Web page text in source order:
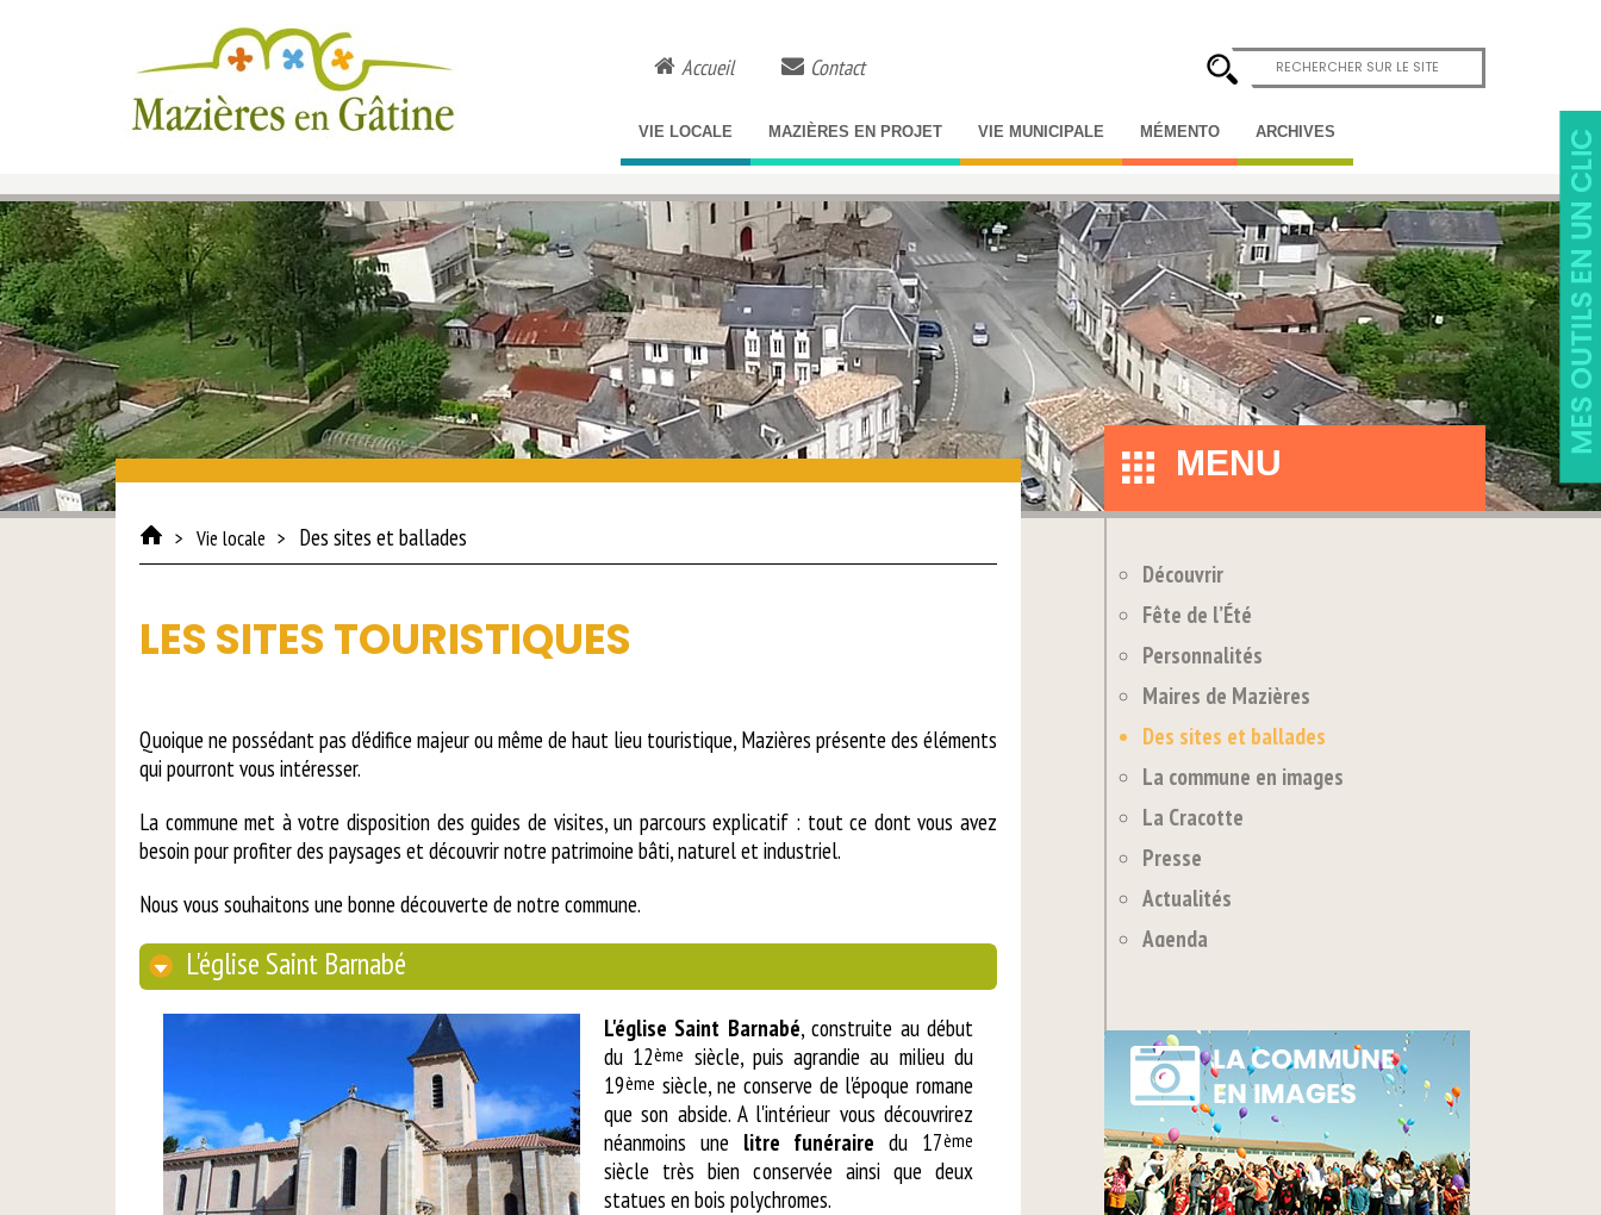
Accueil Contact
VIE LOCALE MAZIÈRES EN PROJET VIE MUNICIPALE MÉMENTO ARCHIVES
Vie locale Des sites et ballades
LES SITES TOURISTIQUES
Quoique ne possédant pas d'édifice majeur ou même de haut lieu touristique, Mazières présente des éléments
qui pourront vous intéresser.
La commune met à votre disposition des guides de visites, un parcours explicatif : tout ce dont vous avez
besoin pour profiter des paysages et découvrir notre patrimoine bâti, naturel et industriel.
Nous vous souhaitons une bonne découverte de notre commune.
L'église Saint Barnabé
L'église Saint Barnabé, construite au début
du 12ème siècle, puis agrandie au milieu du
19ème siècle, ne conserve de l'époque romane
que son abside. A l'intérieur vous découvrirez
néanmoins une litre funéraire du 17ème
siècle très bien conservée ainsi que deux
statues en bois polychromes.
MENU
Découvrir
Fête de l’Été
Personnalités
Maires de Mazières
Des sites et ballades
La commune en images
La Cracotte
Presse
Actualités
Agenda